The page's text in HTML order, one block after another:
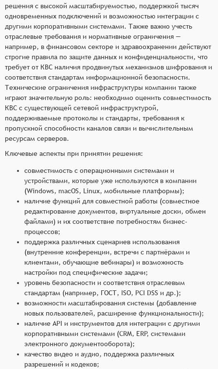
решения с высокой масштабируемостью, поддержкой тысяч
одновременных подключений и возможностью интеграции с
другими корпоративными системами. Также важно учесть
отраслевые требования и нормативные ограничения —
например, в финансовом секторе и здравоохранении действуют
строгие правила по защите данных и конфиденциальности, что
требует от КВС наличия продвинутых механизмов шифрования и
соответствия стандартам информационной безопасности.
Технические ограничения инфраструктуры компании также
играют значительную роль: необходимо оценить совместимость
КВС с существующей сетевой инфраструктурой,
поддерживаемые протоколы и стандарты, требования к
пропускной способности каналов связи и вычислительным
ресурсам серверов.
Ключевые аспекты при принятии решения:
совместимость с операционными системами и
устройствами, которые уже используются в компании
(Windows, macOS, Linux, мобильные платформы);
наличие функций для совместной работы (совместное
редактирование документов, виртуальные доски, обмен
файлами) и их соответствие потребностям бизнес-
процессов;
поддержка различных сценариев использования
(внутренние конференции, встречи с партнёрами и
клиентами, обучающие вебинары) и возможность
настройки под специфические задачи;
уровень безопасности и соответствия отраслевым
стандартам (например, ГОСТ, ISO, PCI DSS и др.);
возможности масштабирования системы (добавление
новых пользователей, расширение функциональности);
наличие API и инструментов для интеграции с другими
корпоративными системами (CRM, ERP, системами
электронного документооборота);
качество видео и аудио, поддержка различных
разрешений и кодеков;